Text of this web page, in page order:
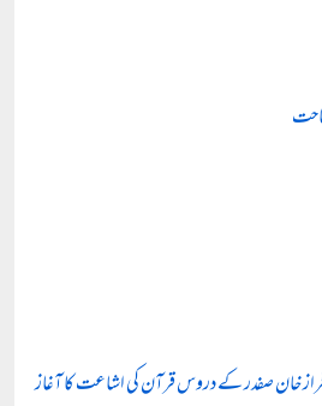
خان صفدر کے دروس قرآن کی اشاعت کا آغاز